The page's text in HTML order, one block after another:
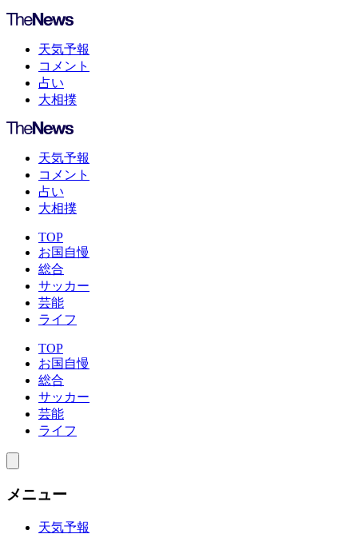
天気予報
コメント
占い
大相撲
天気予報
コメント
占い
大相撲
TOP
お国自慢
総合
サッカー
芸能
ライフ
TOP
お国自慢
総合
サッカー
芸能
ライフ
メニュー
天気予報